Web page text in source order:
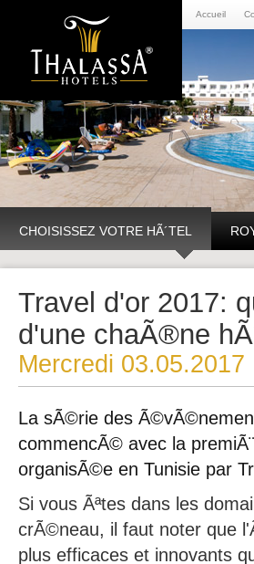
Accueil
CHOISISSEZ VOTRE HÃ´TEL
Travel d'or 2017:
d'une chaÃ®ne
Mercredi 03.05.2017
La sÃ©rie des
commencÃ© avec la
organisÃ©e en Tunisie par
Si vous Ãªtes dans les
crÃ©neau, il faut noter que
plus efficaces et innovants